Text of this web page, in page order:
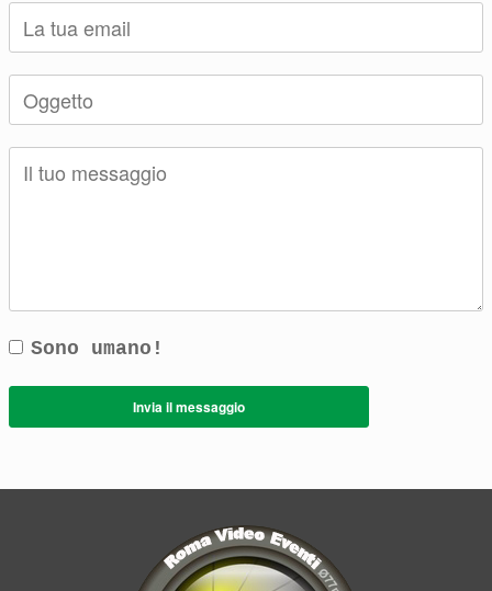
Sono umano!
Invia il messaggio